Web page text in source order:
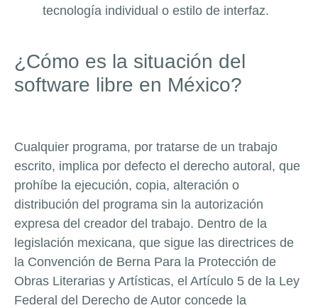
tecnología individual o estilo de interfaz.
¿Cómo es la situación del
software libre en México?
Cualquier programa, por tratarse de un trabajo
escrito, implica por defecto el derecho autoral, que
prohíbe la ejecución, copia, alteración o
distribución del programa sin la autorización
expresa del creador del trabajo. Dentro de la
legislación mexicana, que sigue las directrices de
la Convención de Berna Para la Protección de
Obras Literarias y Artísticas, el Artículo 5 de la Ley
Federal del Derecho de Autor concede la